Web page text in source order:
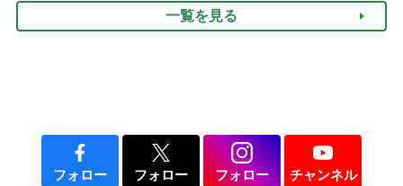
一覧を見る
フォロー フォロー フォロー チャンネル